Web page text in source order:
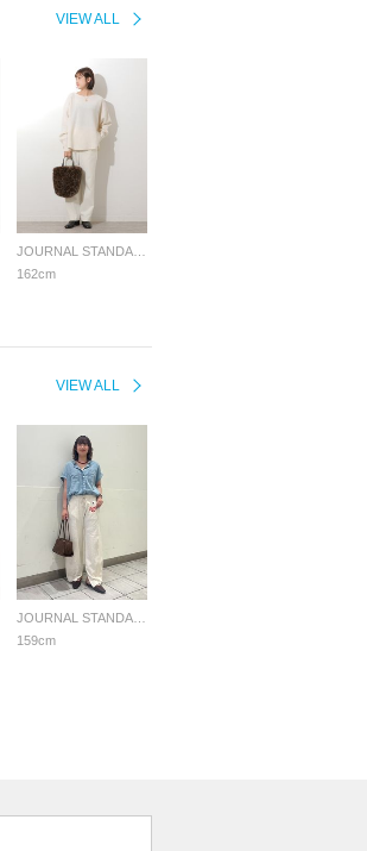
VIEW ALL
162cm
VIEW ALL
159cm